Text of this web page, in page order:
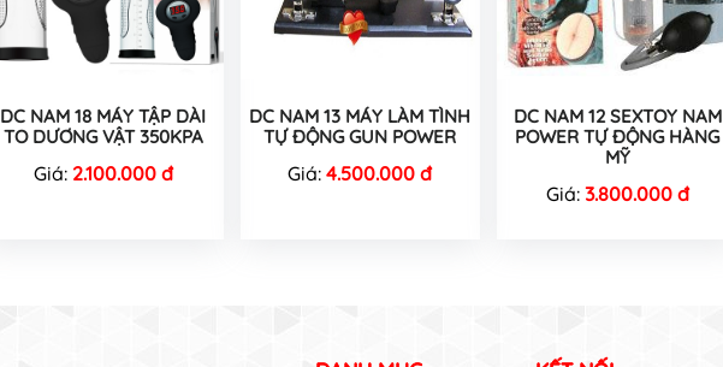
DC NAM 18 MÁY TẬP DÀI
TO DƯƠNG VẬT 350KPA
Giá: 2.100.000 đ
DC NAM 13 MÁY LÀM TÌNH
TỰ ĐỘNG GUN POWER
Giá:4.500.000 đ
DC NAM 12 SEXTOY NAM
POWER TỰ ĐỘNG HÀNG
MỸ
Giá: 3.800.000 đ